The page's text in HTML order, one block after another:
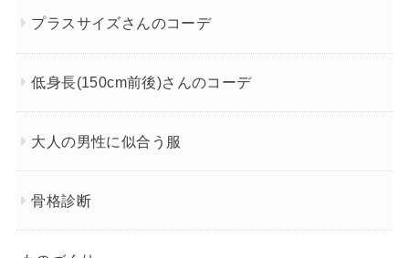
プラスサイズさんのコーデ
低身長(150cm前後)さんのコーデ
大人の男性に似合う服
骨格診断